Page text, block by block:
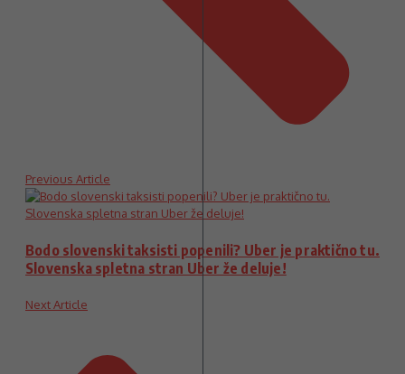
Previous Article
Bodo slovenski taksisti popenili? Uber je praktično tu.
Slovenska spletna stran Uber že deluje!
Next Article